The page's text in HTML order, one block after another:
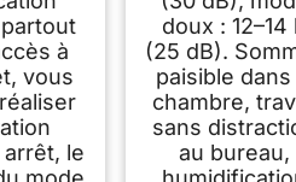
à
vous
le
doux : 12–14
(25 dB).
paisible dans
chambre,
sans
au bureau,